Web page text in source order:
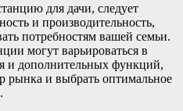
для дачи, следует
и производительность,
потребностям вашей семьи.
могут варьироваться в
и дополнительных функций,
рынка и выбрать оптимальное